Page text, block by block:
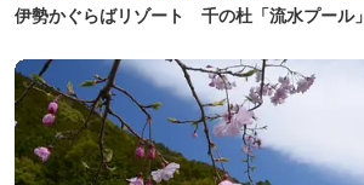
伊勢かぐらばリゾート 千の杜「流水プール」